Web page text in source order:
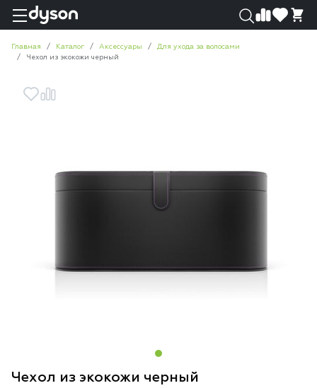
Главная Каталог Аксессуары
Для ухода за волосами
Чехол из экокожи черный
Чехол из экокожи черный